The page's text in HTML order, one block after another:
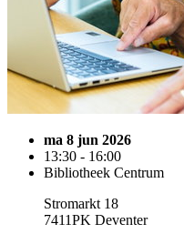
ma 8 jun 2026
13:30 - 16:00
Bibliotheek Centrum
Stromarkt 18
7411PK Deventer